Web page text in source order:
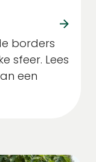
borders
sfeer. Lees
een